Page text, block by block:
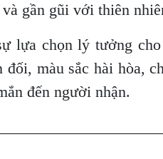
gần gũi với thiên
lựa chọn lý tưởng
màu sắc hài hòa,
đến người nhận.